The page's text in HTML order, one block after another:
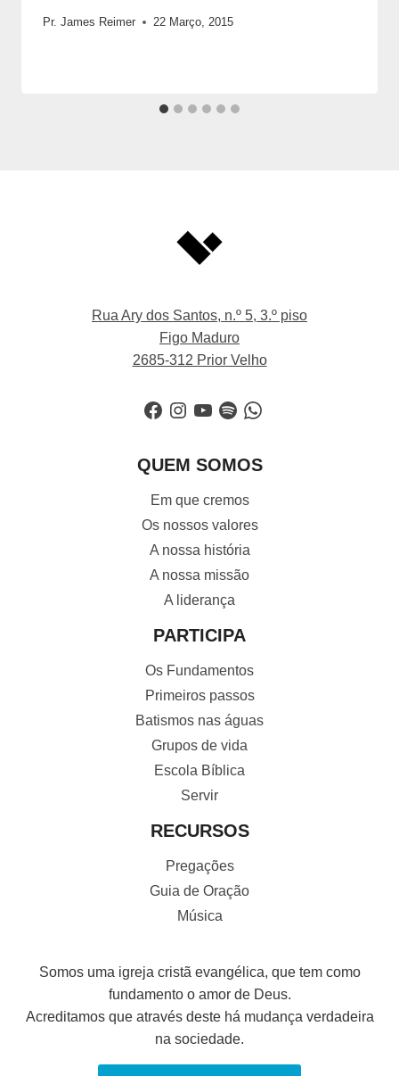
Pr. James Reimer 22 Março, 2015
Rua Ary dos Santos, n.º 5, 3.º piso
Figo Maduro
2685-312 Prior Velho
Facebook
Instagram
YouTube
SpotifyWhatsApp
QUEM SOMOS
Em que cremos
Os nossos valores
A nossa história
A nossa missão
A liderança
PARTICIPA
Os Fundamentos
Primeiros passos
Batismos nas águas
Grupos de vida
Escola Bíblica
Servir
RECURSOS
Pregações
Guia de Oração
Música
Somos uma igreja cristã evangélica, que tem como
fundamento o amor de Deus.
Acreditamos que através deste há mudança verdadeira
na sociedade.